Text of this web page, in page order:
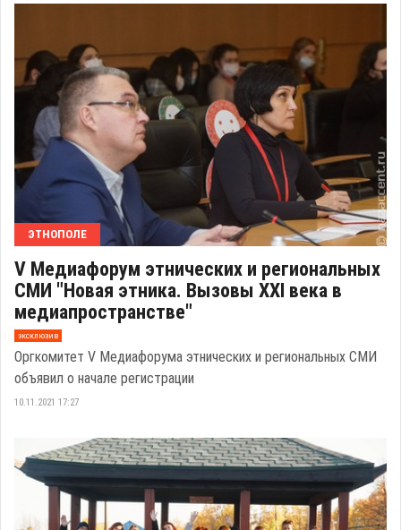
ЭТНОПОЛЕ
V Медиафорум этнических и региональных
СМИ "Новая этника. Вызовы XXI века в
медиапространстве"
эксклюзив
Оргкомитет V Медиафорума этнических и региональных СМИ
объявил о начале регистрации
10.11.2021 17:27